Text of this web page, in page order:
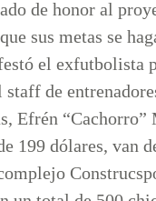
de honor al
sus metas se
el
de
Efrén
199 dólares, van